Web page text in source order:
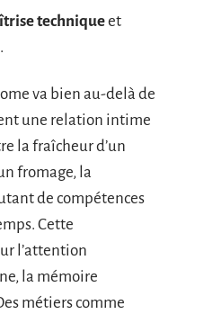
techniqueet
va bien au-delà de
une relation intime
la fraîcheur d’un
fromage, la
de compétences
Cette
l’attention
la mémoire
métiers comme